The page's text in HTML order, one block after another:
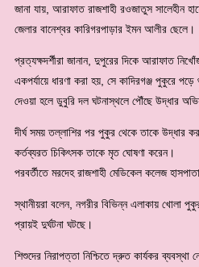
জানা যায়, আরাফাত রাজশাহী রওজাতুস সালেহীন
জেলার বানেশ্বর কারিগরপাড়ার ইমন আলীর ছেলে।
প্রত্যক্ষদর্শীরা জানান, দুপুরের দিকে আরাফাত
একপর্যায়ে ধারণা করা হয়, সে কাদিরগঞ্জ পুকুরে
দেওয়া হলে ডুবুরি দল ঘটনাস্থলে পৌঁছে উদ্ধার
দীর্ঘ সময় তল্লাশির পর পুকুর থেকে তাকে উদ্ধার
কর্তব্যরত চিকিৎসক তাকে মৃত ঘোষণা করেন।
পরবর্তীতে মরদেহ রাজশাহী মেডিকেল কলেজ
স্থানীয়রা বলেন, নগরীর বিভিন্ন এলাকায় খোলা
প্রায়ই দুর্ঘটনা ঘটছে।
শিশুদের নিরাপত্তা নিশ্চিতে দ্রুত কার্যকর ব্যবস্থা